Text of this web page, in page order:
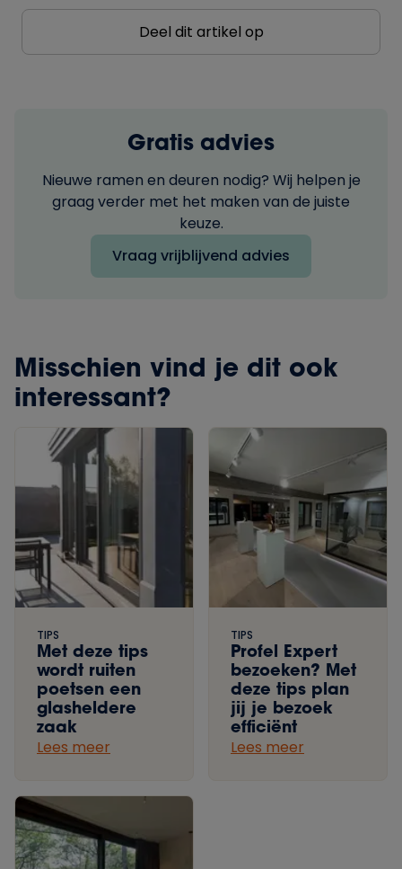
Deel dit artikel op
Gratis advies
Nieuwe ramen en deuren nodig? Wij helpen je
graag verder met het maken van de juiste
keuze.
Vraag vrijblijvend advies
Misschien vind je dit ook
interessant?
TIPS
Met deze tips
wordt ruiten
poetsen een
glasheldere
zaak
Lees meer
TIPS
Profel Expert
bezoeken? Met
deze tips plan
jij je bezoek
efficiënt
Lees meer